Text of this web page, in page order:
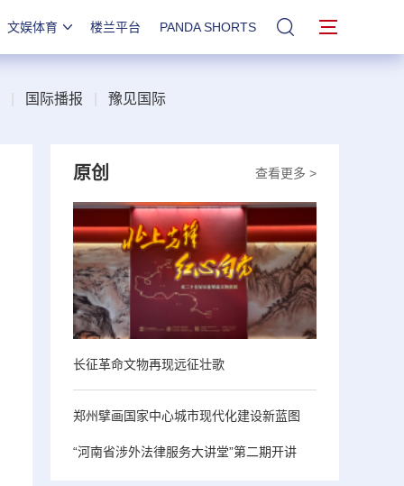
文娱体育 楼兰平台 PANDA SHORTS 站内搜索
国际播报 豫见国际
查看更多 >
原创
长征革命文物再现远征壮歌
郑州擘画国家中心城市现代化建设新蓝图
“河南省涉外法律服务大讲堂”第二期开讲